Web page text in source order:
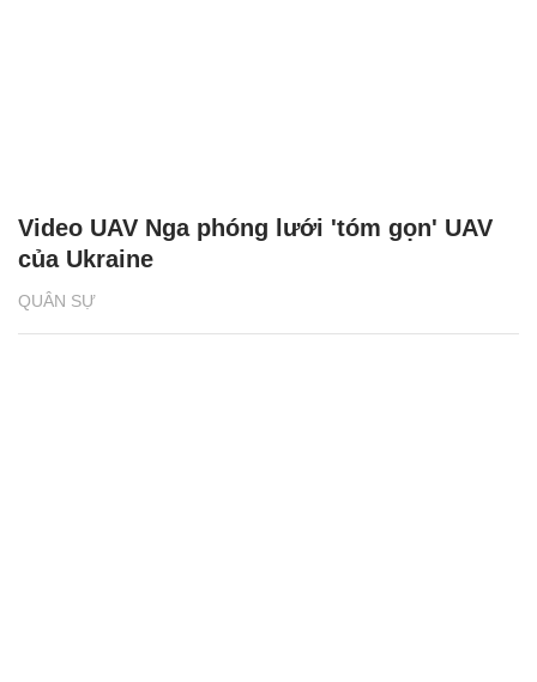
QUÂN SỰ
Video UAV Nga phóng lưới 'tóm gọn' UAV
của Ukraine